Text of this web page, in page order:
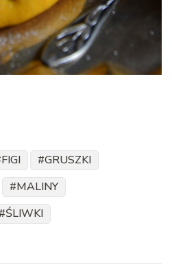
FIGI
GRUSZKI
MALINY
ŚLIWKI